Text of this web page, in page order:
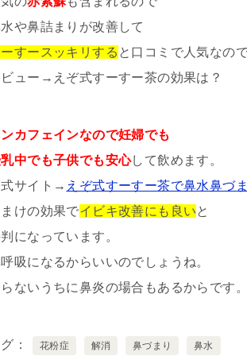
や鼻詰まりが改善して
すースッキリする と口コミで人気なので
ビュー→えぞ式すーすー茶の効果は？
ンカフェインなので妊婦でも
中でも子供でも安心して飲めます。
サイト→ えぞ式すーすー茶で鼻水鼻づ
けの効果でイビキ改善にも良いと
になっています。
吸になるからいいのでしょうね。
ないうちに鼻炎の場合もあるからです。
花粉症 解消 鼻づまり 鼻水